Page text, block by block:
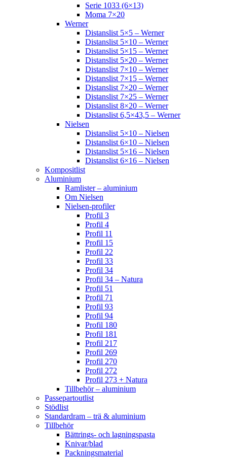
Serie 1033 (6×13)
Moma 7×20
Werner
Distanslist 5×5 – Werner
Distanslist 5×10 – Werner
Distanslist 5×15 – Werner
Distanslist 5×20 – Werner
Distanslist 7×10 – Werner
Distanslist 7×15 – Werner
Distanslist 7×20 – Werner
Distanslist 7×25 – Werner
Distanslist 8×20 – Werner
Distanslist 6,5×43,5 – Werner
Nielsen
Distanslist 5×10 – Nielsen
Distanslist 6×10 – Nielsen
Distanslist 5×16 – Nielsen
Distanslist 6×16 – Nielsen
Kompositlist
Aluminium
Ramlister – aluminium
Om Nielsen
Nielsen-profiler
Profil 3
Profil 4
Profil 11
Profil 15
Profil 22
Profil 33
Profil 34
Profil 34 – Natura
Profil 51
Profil 71
Profil 93
Profil 94
Profil 180
Profil 181
Profil 217
Profil 269
Profil 270
Profil 272
Profil 273 + Natura
Tillbehör – aluminium
Passepartoutlist
Stödlist
Standardram – trä & aluminium
Tillbehör
Bättrings- och lagningspasta
Knivar/blad
Packningsmaterial